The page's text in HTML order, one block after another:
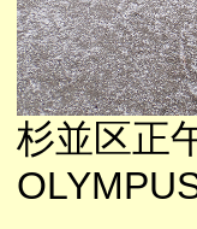
杉並区正